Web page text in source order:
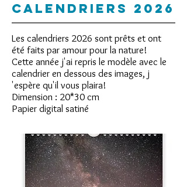
CALENDRIERS 2026
Les calendriers 2026 sont prêts et ont
été faits par amour pour la nature!
Cette année j'ai repris le modèle avec le
calendrier en dessous des images, j
'espère qu'il vous plaira!
Dimension : 20*30 cm
Papier digital satiné